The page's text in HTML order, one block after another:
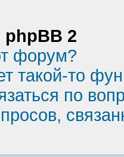
2
форум?
такой-то
по